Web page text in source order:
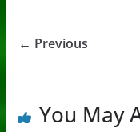
← Previous
You May